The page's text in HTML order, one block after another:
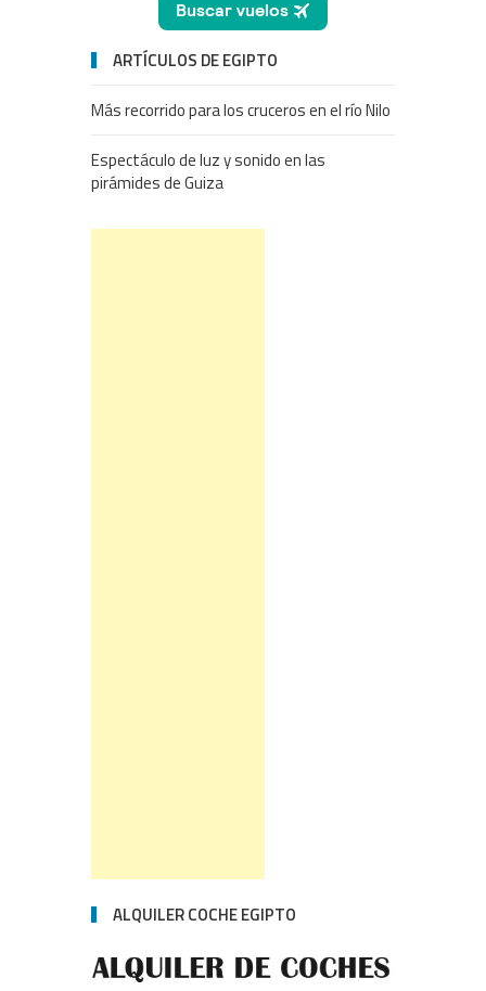
ARTÍCULOS DE EGIPTO
Más recorrido para los cruceros en el río Nilo
Espectáculo de luz y sonido en las
pirámides de Guiza
ALQUILER COCHE EGIPTO